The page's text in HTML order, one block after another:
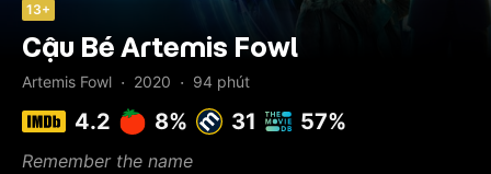
13+
Cậu Bé Artemis Fowl
Artemis Fowl · 2020 · 94 phút
4.2 8% 31 57%
Remember the name